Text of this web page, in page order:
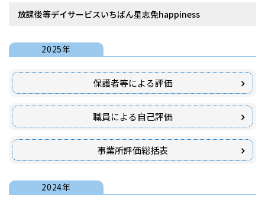
放課後等デイサービスいちばん星志免happiness
2025年
保護者等による評価
職員による自己評価
事業所評価総括表
2024年